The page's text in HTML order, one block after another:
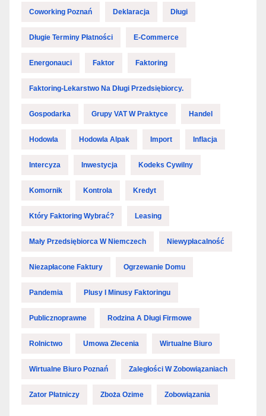
Coworking Poznań Deklaracja Długi
Długie Terminy Płatności E-Commerce
Energonauci Faktor Faktoring
Faktoring-Lekarstwo Na Długi Przedsiębiorcy.
Gospodarka Grupy VAT W Praktyce Handel
Hodowla Hodowla Alpak Import Inflacja
Intercyza Inwestycja Kodeks Cywilny
Komornik Kontrola Kredyt
Który Faktoring Wybrać? Leasing
Mały Przedsiębiorca W Niemczech Niewypłacalność
Niezapłacone Faktury Ogrzewanie Domu
Pandemia Plusy I Minusy Faktoringu
Publicznoprawne Rodzina A Długi Firmowe
Rolnictwo Umowa Zlecenia Wirtualne Biuro
Wirtualne Biuro Poznań Zaległości W Zobowiązaniach
Zator Płatniczy Zboża Ozime Zobowiązania